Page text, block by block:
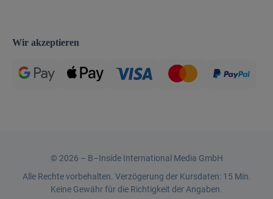
Wir akzeptieren
© 2026 – B–Inside International Media GmbH
Alle Rechte vorbehalten. Verzögerung der Kursdaten: 15 Min.
Keine Gewähr für die Richtigkeit der Angaben.